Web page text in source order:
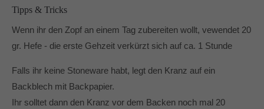
Tipps & Tricks
Wenn ihr den Zopf an einem Tag zubereiten wollt, vewendet 20
gr. Hefe - die erste Gehzeit verkürzt sich auf ca. 1 Stunde
Falls ihr keine Stoneware habt, legt den Kranz auf ein
Backblech mit Backpapier.
Ihr solltet dann den Kranz vor dem Backen noch mal 20